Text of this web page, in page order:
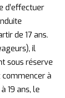
d’effectuer
de 17 ans.
il
sous réserve
commencer à
19 ans, le